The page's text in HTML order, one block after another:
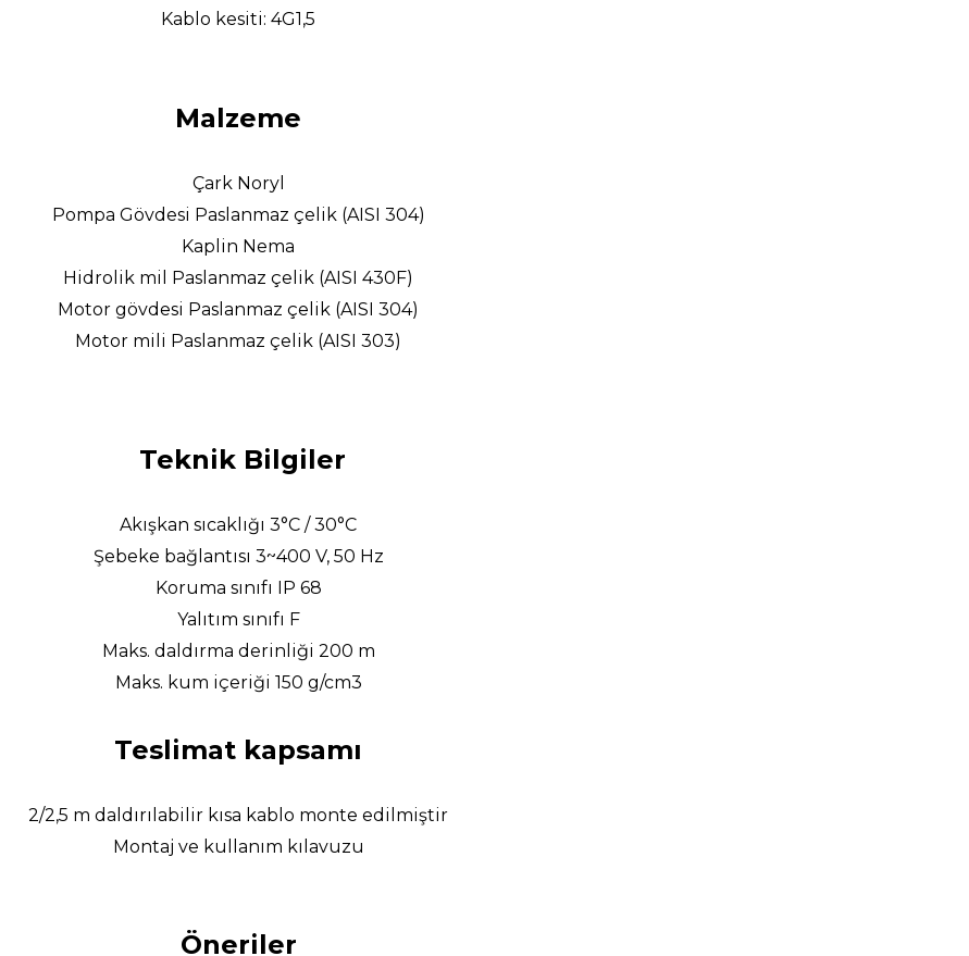
Kablo kesiti: 4G1,5
Malzeme
Çark Noryl
Pompa Gövdesi Paslanmaz çelik (AISI 304)
Kaplin Nema
Hidrolik mil Paslanmaz çelik (AISI 430F)
Motor gövdesi Paslanmaz çelik (AISI 304)
Motor mili Paslanmaz çelik (AISI 303)
Teknik Bilgiler
Akışkan sıcaklığı 3°C / 30°C
Şebeke bağlantısı 3~400 V, 50 Hz
Koruma sınıfı IP 68
Yalıtım sınıfı F
Maks. daldırma derinliği 200 m
Maks. kum içeriği 150 g/cm3
Teslimat kapsamı
2/2,5 m daldırılabilir kısa kablo monte edilmiştir
Montaj ve kullanım kılavuzu
Öneriler